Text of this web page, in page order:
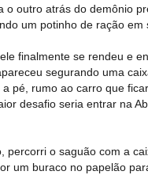
o outro atrás do demônio
um potinho de ração em
finalmente se rendeu e
segurando uma
a pé, rumo ao carro que
desafio seria entrar na
percorri o saguão com a
um buraco no papelão